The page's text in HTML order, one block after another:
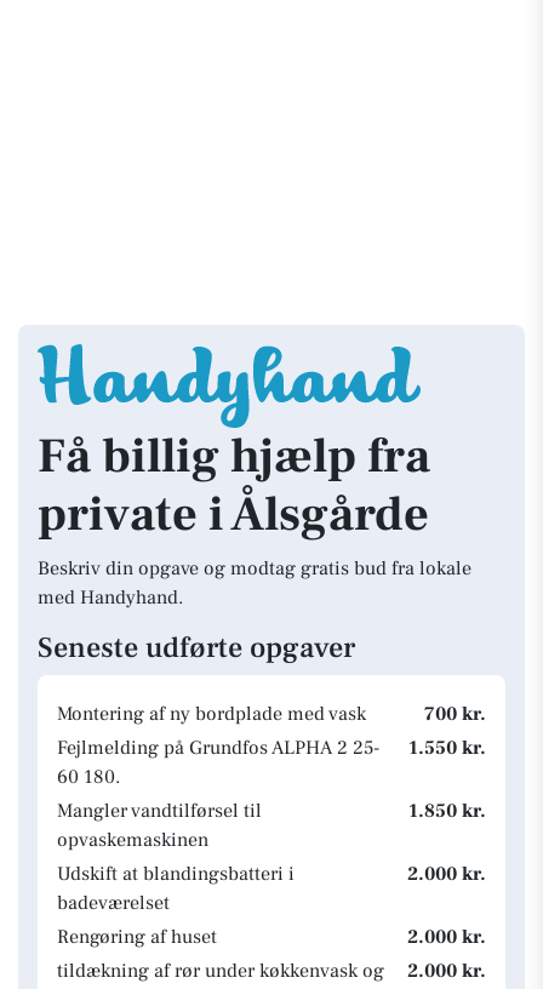
Få billig hjælp fra
private i Ålsgårde
Beskriv din opgave og modtag gratis bud fra lokale
med Handyhand.
Seneste udførte opgaver
Montering af ny bordplade med vask
700 kr.
Fejlmelding på Grundfos ALPHA 2 25-
60 180.
1.550 kr.
Mangler vandtilførsel til
opvaskemaskinen
1.850 kr.
Udskift at blandingsbatteri i
badeværelset
2.000 kr.
Rengøring af huset
2.000 kr.
tildækning af rør under køkkenvask og
2.000 kr.